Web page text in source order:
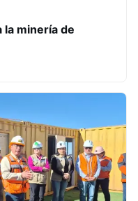
la minería de